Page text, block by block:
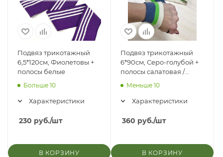
Подвяз трикотажный
6,5*120см, Фиолетовы +
полосы белые
Больше 10
Характеристики
230 руб./шт
В КОРЗИНУ
Подвяз трикотажный
6*90см, Серо-голубой +
полосы салатовая /
молочная (плотный
Меньше 10
Характеристики
360 руб./шт
В КОРЗИНУ